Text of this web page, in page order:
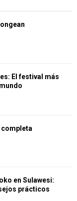
El festival más
completa
en Sulawesi:
prácticos